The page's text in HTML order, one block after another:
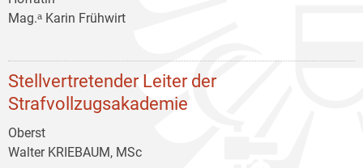
Mag.ᵃ Karin Frühwirt
Stellvertretender Leiter der
Strafvollzugsakademie
Oberst
Walter KRIEBAUM, MSc